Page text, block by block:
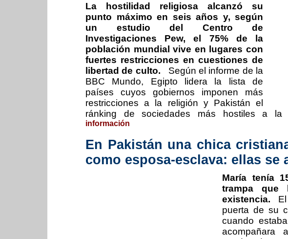
La hostilidad religiosa alcanzó su
punto máximo en seis años y, según
un estudio del Centro de
Investigaciones Pew, el 75% de la
población mundial vive en lugares con
fuertes restricciones en cuestiones de
libertad de culto.
Según el informe de la
BBC Mundo, Egipto lidera la lista de
países cuyos gobiernos imponen más
restricciones a la religión y Pakistán el
ránking de sociedades más hostiles a la
información
En Pakistán una chica
como esposa-esclava: ellas se
María tenía
trampa que
existencia.
puerta de su
cuando
acompañara